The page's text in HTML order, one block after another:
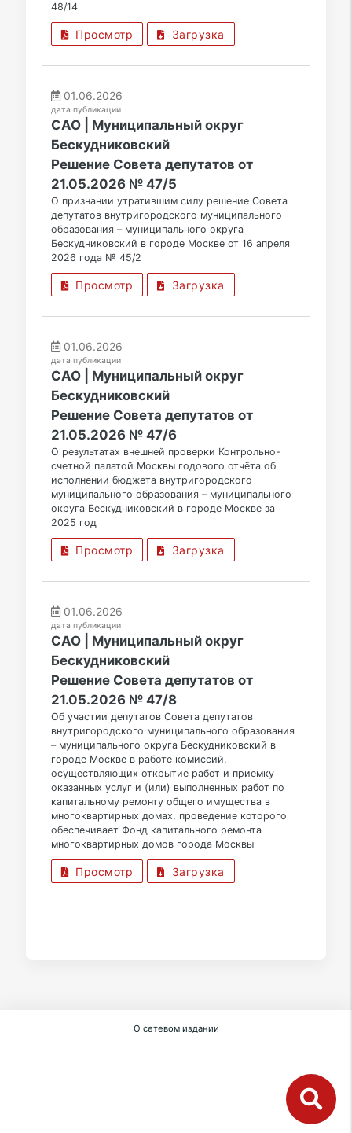
48/14
Просмотр Загрузка
01.06.2026
дата публикации
САО | Муниципальный округ
Бескудниковский
Решение Совета депутатов от
21.05.2026 № 47/5
О признании утратившим силу решение Совета
депутатов внутригородского муниципального
образования – муниципального округа
Бескудниковский в городе Москве от 16 апреля
2026 года № 45/2
Просмотр Загрузка
01.06.2026
дата публикации
САО | Муниципальный округ
Бескудниковский
Решение Совета депутатов от
21.05.2026 № 47/6
О результатах внешней проверки Контрольно-
счетной палатой Москвы годового отчёта об
исполнении бюджета внутригородского
муниципального образования – муниципального
округа Бескудниковский в городе Москве за
2025 год
Просмотр Загрузка
01.06.2026
дата публикации
САО | Муниципальный округ
Бескудниковский
Решение Совета депутатов от
21.05.2026 № 47/8
Об участии депутатов Совета депутатов
внутригородского муниципального образования
– муниципального округа Бескудниковский в
городе Москве в работе комиссий,
осуществляющих открытие работ и приемку
оказанных услуг и (или) выполненных работ по
капитальному ремонту общего имущества в
многоквартирных домах, проведение которого
обеспечивает Фонд капитального ремонта
многоквартирных домов города Москвы
Просмотр Загрузка
О сетевом издании